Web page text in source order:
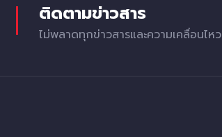
ติดตามข่าวสาร
ไม่พลาดทุกข่าวสารและความเคลื่อนไหว